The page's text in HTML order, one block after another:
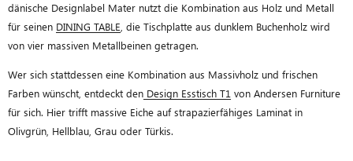
dänische Designlabel Mater nutzt die Kombination aus Holz und Metall
für seinen DINING TABLE , die Tischplatte aus dunklem Buchenholz wird
von vier massiven Metallbeinen getragen.
Wer sich stattdessen eine Kombination aus Massivholz und frischen
Farben wünscht, entdeckt den Design Esstisch T1 von Andersen Furniture
für sich. Hier trifft massive Eiche auf strapazierfähiges Laminat in
Olivgrün, Hellblau, Grau oder Türkis.